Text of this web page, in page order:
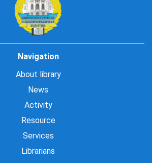
Navigation
About library
News
Activity
Resource
Services
Librarians